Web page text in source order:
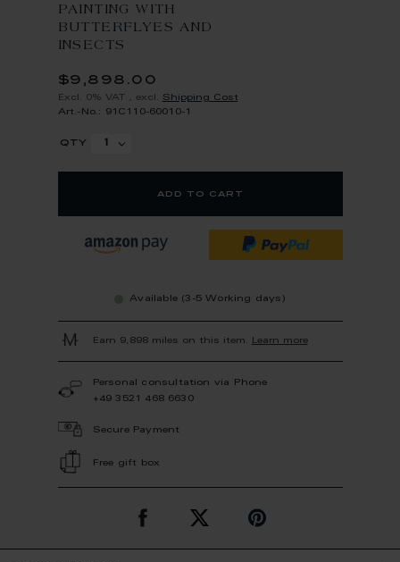
PAINTING WITH
BUTTERFLYES AND
INSECTS
$9,898.00
Excl. 0% VAT excl. Shipping Cost
Art.-No.: 91C110-60010-1
qty
add to cart
Available (3-5 Working days)
Earn 9,898 miles on this item. Learn more
Personal consultation via Phone
+49 3521 468 6630
Secure Payment
Free gift box